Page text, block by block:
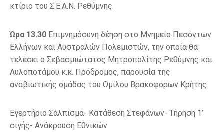
κτίριο του Σ.Ε.Α.Ν. Ρεθύμνης.
Ώρα 13.30 Επιμνημόσυνη δέηση στο Μνημείο Πεσόντων
Ελλήνων και Αυστραλών Πολεμιστών, την οποία θα
τελέσει ο Σεβασμιώτατος Μητροπολίτης Ρεθύμνης και
Αυλοποτάμου κ.κ. Πρόδρομος, παρουσία της
αναβιωτικής ομάδας του Ομίλου Βρακοφόρων Κρήτης.
Εγερτήριο Σάλπισμα- Κατάθεση Στεφάνων- Τήρηση 1’
σιγής- Ανάκρουση Εθνικών